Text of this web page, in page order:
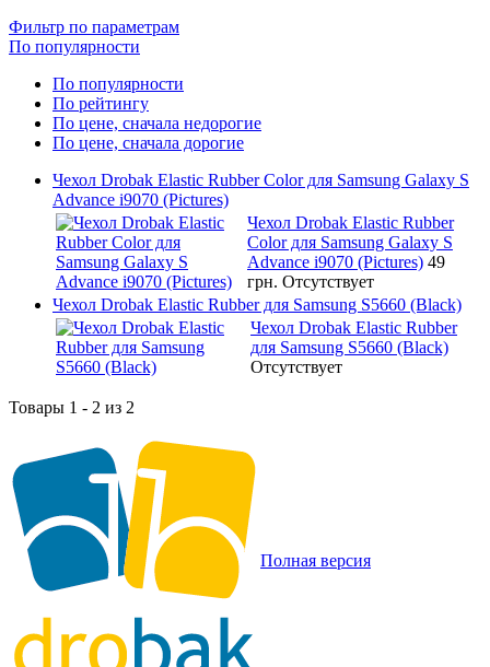
Фильтр по параметрам
По популярности
По популярности
По рейтингу
По цене, сначала недорогие
По цене, сначала дорогие
Чехол Drobak Elastic Rubber Color для Samsung Galaxy S
Advance i9070 (Pictures)
Чехол Drobak Elastic Rubber
Color для Samsung Galaxy S
Advance i9070 (Pictures) 49
грн. Отсутствует
Чехол Drobak Elastic Rubber для Samsung S5660 (Black)
Чехол Drobak Elastic Rubber
для Samsung S5660 (Black)
Отсутствует
Товары 1 - 2 из 2
Полная версия